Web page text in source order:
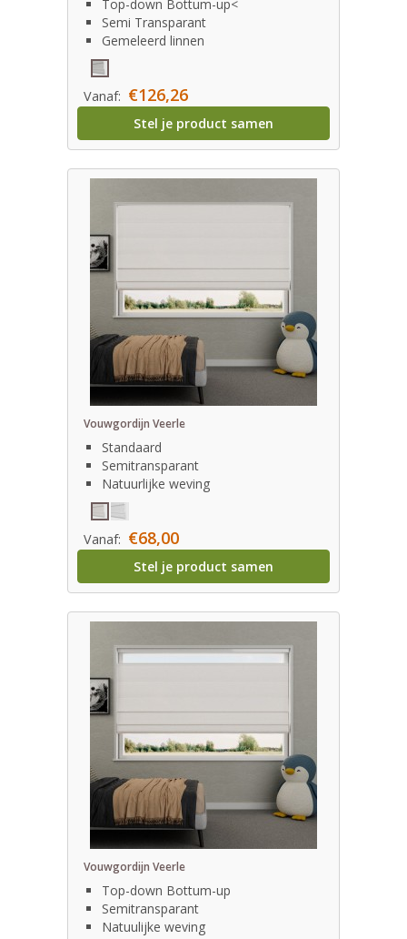
Top-down Bottum-up<
Semi Transparant
Gemeleerd linnen
Vanaf: €126,26
Stel je product samen
Vouwgordijn Veerle
Standaard
Semitransparant
Natuurlijke weving
Vanaf: €68,00
Stel je product samen
Vouwgordijn Veerle
Top-down Bottum-up
Semitransparant
Natuulijke weving